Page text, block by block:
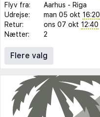
Flyv fra: Aarhus - Riga
Udrejse:
man 05 okt 16:20
Retur:
ons 07 okt 12:40
Nætter:
2
Flere valg